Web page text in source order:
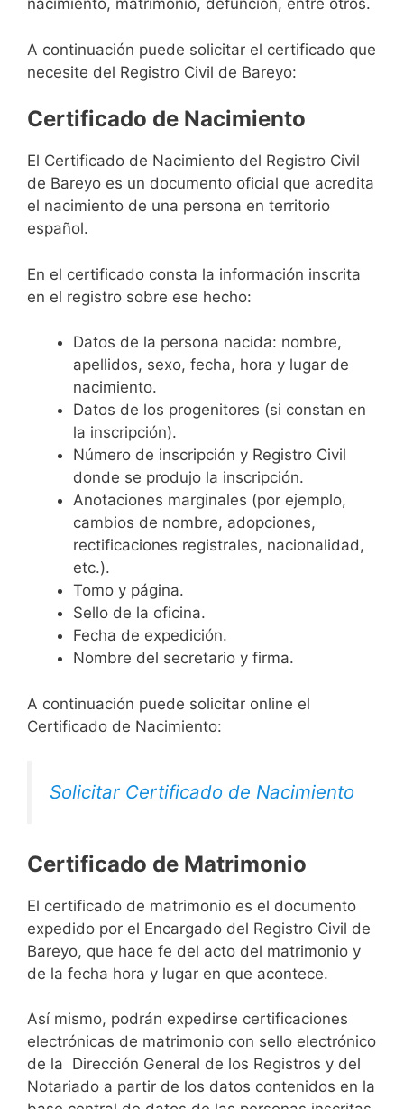
nacimiento, matrimonio, defunción, entre otros.
A continuación puede solicitar el certificado que
necesite del Registro Civil de Bareyo:
Certificado de Nacimiento
El Certificado de Nacimiento del Registro Civil
de Bareyo es un documento oficial que acredita
el nacimiento de una persona en territorio
español.
En el certificado consta la información inscrita
en el registro sobre ese hecho:
Datos de la persona nacida: nombre,
apellidos, sexo, fecha, hora y lugar de
nacimiento.
Datos de los progenitores (si constan en
la inscripción).
Número de inscripción y Registro Civil
donde se produjo la inscripción.
Anotaciones marginales (por ejemplo,
cambios de nombre, adopciones,
rectificaciones registrales, nacionalidad,
etc.).
Tomo y página.
Sello de la oficina.
Fecha de expedición.
Nombre del secretario y firma.
A continuación puede solicitar online el
Certificado de Nacimiento:
Solicitar Certificado de Nacimiento
Certificado de Matrimonio
El certificado de matrimonio es el documento
expedido por el Encargado del Registro Civil de
Bareyo, que hace fe del acto del matrimonio y
de la fecha hora y lugar en que acontece.
Así mismo, podrán expedirse certificaciones
electrónicas de matrimonio con sello electrónico
de la Dirección General de los Registros y del
Notariado a partir de los datos contenidos en la